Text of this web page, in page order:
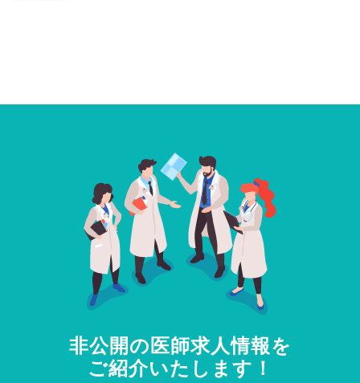
非公開の医師求人情報を
ご紹介いたします！